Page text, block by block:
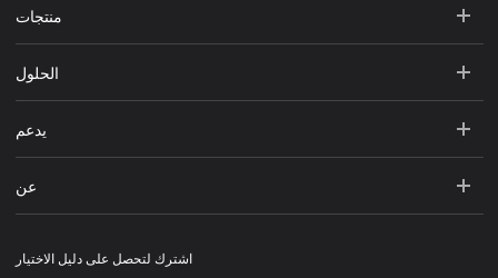
منتجات
الحلول
يدعم
عن
اشترك لتحصل على دليل الاختيار